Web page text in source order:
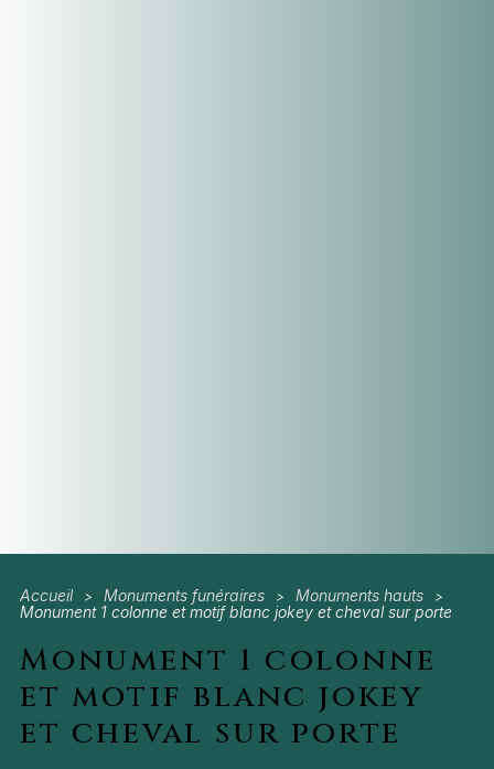
Accueil > Monuments funéraires > Monuments hauts >
Monument 1 colonne et motif blanc jokey et cheval sur porte
Monument 1 colonne
et motif blanc jokey
et cheval sur porte